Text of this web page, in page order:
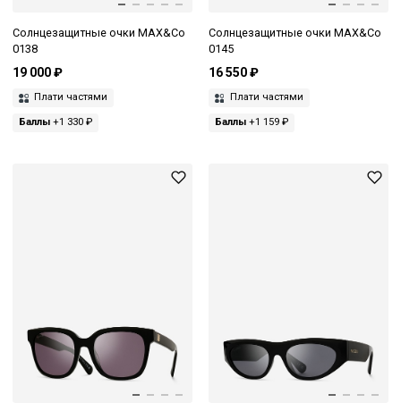
Солнцезащитные очки MAX&Co
0138
19 000 ₽
Плати частями
Баллы +1 330 ₽
Солнцезащитные очки MAX&Co
0145
16 550 ₽
Плати частями
Баллы+1 159 ₽